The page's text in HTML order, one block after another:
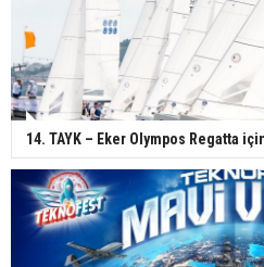
14. TAYK – Eker Olympos Regatta